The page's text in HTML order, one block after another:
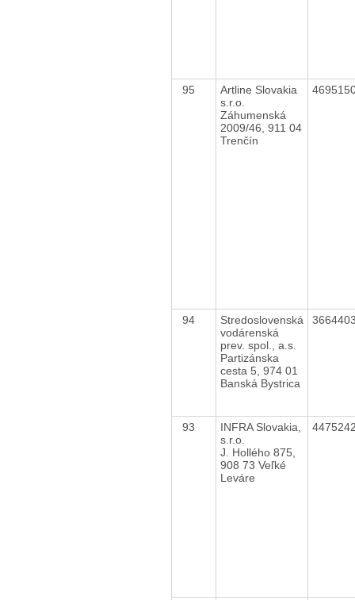
95
Artline Slovakia
s.r.o.
Záhumenská
2009/46, 911 04
Trenčín
94
Stredoslovenská
vodárenská
prev. spol., a.s.
Partizánska
cesta 5, 974 01
Banská Bystrica
93
INFRA Slovakia,
s.r.o.
J. Hollého 875,
908 73 Veľké
Leváre